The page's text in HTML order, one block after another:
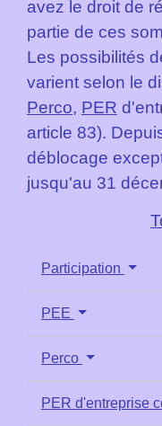
avez le droit de
partie de ces
Les possibilités
varient selon le
Perco, PER
article 83).
déblocage
jusqu'au 31
Participation
PEE
Perco
PER d'entreprise